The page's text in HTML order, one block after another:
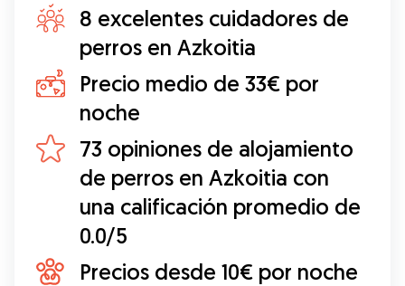
8 excelentes cuidadores de
perros en Azkoitia
Precio medio de 33€ por
noche
73 opiniones de alojamiento
de perros en Azkoitia con
una calificación promedio de
0.0/5
Precios desde 10€ por noche